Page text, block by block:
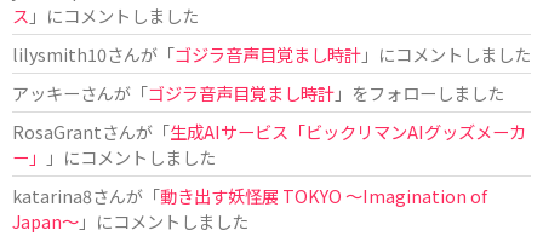
ス 」にコメントしました
lilysmith10さんが「ゴジラ音声目覚まし時計」にコメントしました
アッキーさんが「ゴジラ音声目覚まし時計」をフォローしました
RosaGrantさんが「生成AIサービス「ビックリマンAIグッズメーカ
ー」
」にコメントしました
katarina8さんが「動き出す妖怪展 TOKYO 〜Imagination of
Japan〜」にコメントしました